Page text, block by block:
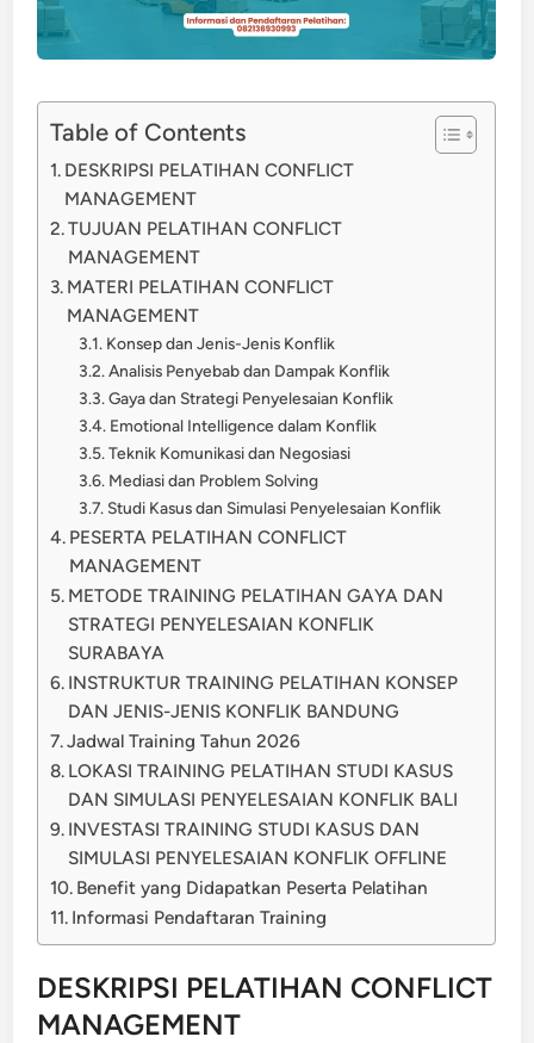
Table of Contents
DESKRIPSI PELATIHAN CONFLICT
MANAGEMENT
TUJUAN PELATIHAN CONFLICT
MANAGEMENT
MATERI PELATIHAN CONFLICT
MANAGEMENT
Konsep dan Jenis-Jenis Konflik
Analisis Penyebab dan Dampak Konflik
Gaya dan Strategi Penyelesaian Konflik
Emotional Intelligence dalam Konflik
Teknik Komunikasi dan Negosiasi
Mediasi dan Problem Solving
Studi Kasus dan Simulasi Penyelesaian Konflik
PESERTA PELATIHAN CONFLICT
MANAGEMENT
METODE TRAINING PELATIHAN GAYA DAN
STRATEGI PENYELESAIAN KONFLIK
SURABAYA
INSTRUKTUR TRAINING PELATIHAN KONSEP
DAN JENIS-JENIS KONFLIK BANDUNG
Jadwal Training Tahun 2026
LOKASI TRAINING PELATIHAN STUDI KASUS
DAN SIMULASI PENYELESAIAN KONFLIK BALI
INVESTASI TRAINING STUDI KASUS DAN
SIMULASI PENYELESAIAN KONFLIK OFFLINE
Benefit yang Didapatkan Peserta Pelatihan
Informasi Pendaftaran Training
DESKRIPSI PELATIHAN CONFLICT
MANAGEMENT